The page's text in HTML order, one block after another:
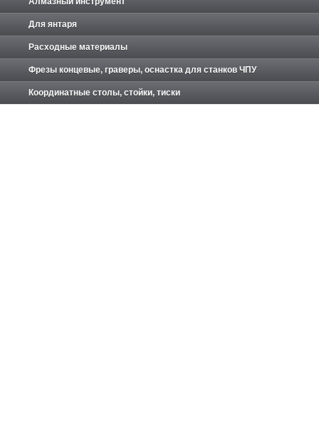
Для янтаря
Расходные материалы
Фрезы концевые, граверы, оснастка для станков ЧПУ
Координатные столы, стойки, тиски